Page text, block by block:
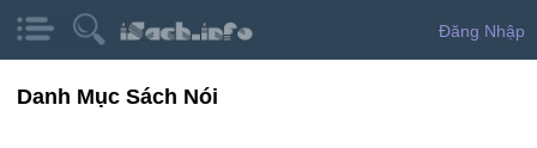
Đăng Nhập
Danh Mục Sách Nói